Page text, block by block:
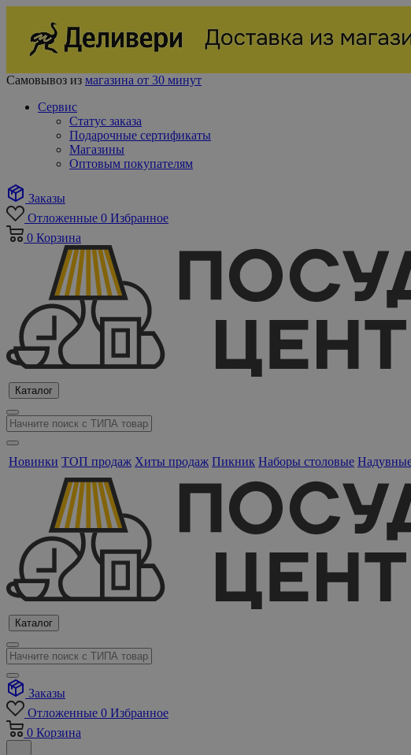
Самовывоз из магазина от 30 минут
Сервис
Статус заказа
Подарочные сертификаты
Магазины
Оптовым покупателям
Заказы
Отложенные 0 Избранное
0 Корзина
Каталог
Новинки ТОП продаж Хиты продаж Пикник Наборы столовые
Каталог
Заказы
Отложенные 0 Избранное
0 Корзина